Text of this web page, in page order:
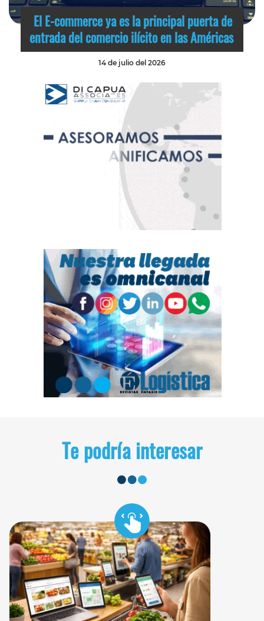
El E-commerce ya es la principal puerta de
entrada del comercio ilícito en las Américas
14 de julio del 2026
Te podría interesar